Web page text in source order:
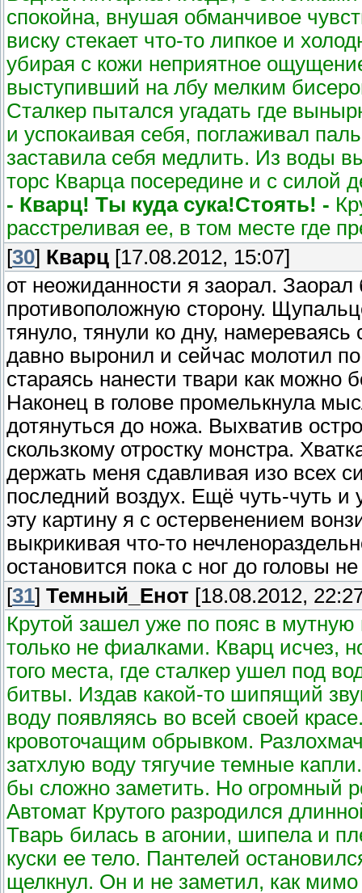
спокойна, внушая обманчивое
виску стекает что-то липкое и
убирая с кожи неприятное
выступивший на лбу мелким
Сталкер пытался угадать где
и успокаивая себя, поглаживал
заставила себя медлить. Из воды
торс Кварца посередине и с силой
- Кварц! Ты куда сука!Стоять! -
расстреливая ее, в том месте где
[30] Кварц [17.08.2012, 15:07]
от неожиданности я заорал.
противоположную сторону.
тянуло, тянули ко дну,
давно выронил и сейчас молотил
стараясь нанести твари как можно
Наконец в голове промелькнула
дотянуться до ножа. Выхватив
скользкому отростку монстра.
держать меня сдавливая изо всех
последний воздух. Ещё чуть-чуть и
эту картину я с остервенением
выкрикивая что-то
остановится пока с ног до головы
[31] Темный_Енот [18.08.2012,
Крутой зашел уже по пояс в
только не фиалками. Кварц исчез,
того места, где сталкер ушел под
битвы. Издав какой-то шипящий
воду появляясь во всей своей
кровоточащим обрывком.
затхлую воду тягучие темные
бы сложно заметить. Но огромный
Автомат Крутого разродился
Тварь билась в агонии, шипела и
куски ее тело. Пантелей
щелкнул. Он и не заметил, как